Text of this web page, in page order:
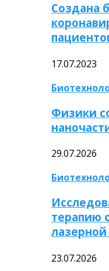
Создана
17.07.2023
Физики
29.07.2026
терапию
23.07.2026